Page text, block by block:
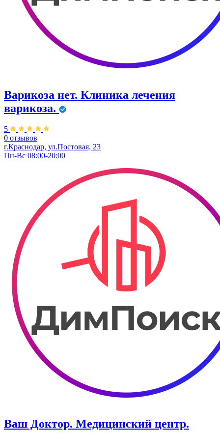
Варикоза нет. Клиника лечения
варикоза.
5
0 отзывов
г.Краснодар, ул.Постовая, 23
Пн-Вс 08:00-20:00
Ваш Доктор. Медицинский центр.